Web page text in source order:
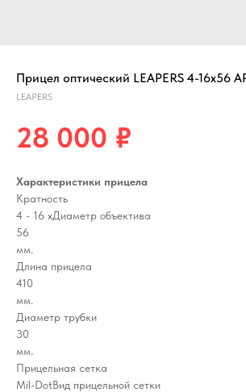
Прицел оптический LEAPERS 4-16х56
LEAPERS
28 000 ₽
Характеристики прицела
Кратность
4 - 16 xДиаметр объектива
56
мм.
Длина прицела
410
мм.
Диаметр трубки
30
мм.
Прицельная сетка
Mil-DotВид прицельной сетки